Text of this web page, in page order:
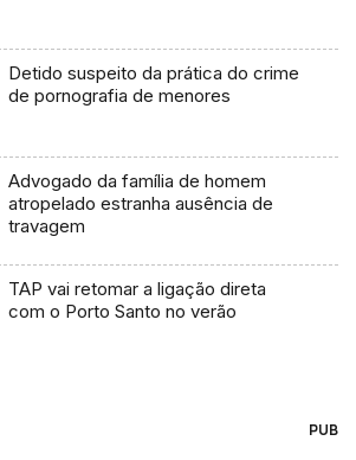
Detido suspeito da prática do crime
de pornografia de menores
Advogado da família de homem
atropelado estranha ausência de
travagem
TAP vai retomar a ligação direta
com o Porto Santo no verão
PUB